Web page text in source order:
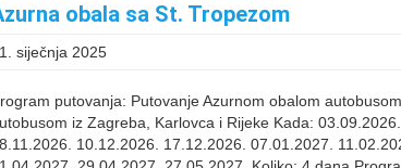
obala sa St. Tropezom
siječnja 2025
putovanja: Putovanje Azurnom obalom
iz Zagreba, Karlovca i Rijeke Kada:
10.12.2026. 17.12.2026. 07.01.2027.